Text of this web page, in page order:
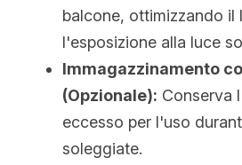
Ucraino
Malese
balcone, ottimizzando il
l'esposizione alla luce
Immagazzinamento
(Opzionale): Conserva
eccesso per l'uso
soleggiate.